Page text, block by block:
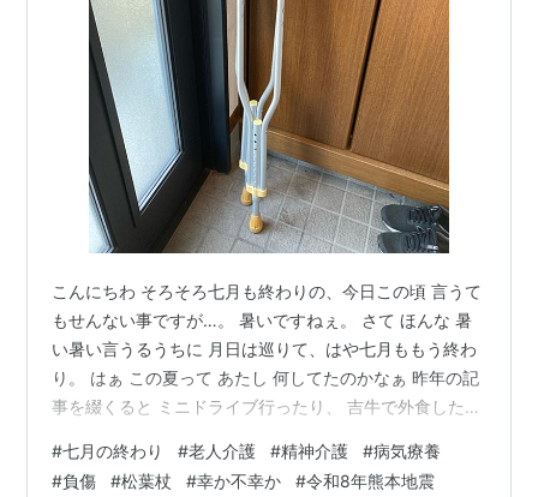
こんにちわ そろそろ七月も終わりの、今日この頃 言うて
もせんない事ですが…。 暑いですねぇ。 さて ほんな 暑
い暑い言うるうちに 月日は巡りて、はや七月ももう終わ
り。 はぁ この夏って あたし 何してたのかなぁ 昨年の記
事を綴くると ミニドライブ行ったり、 吉牛で外食した
に、呑気に夏を楽しんでるような 記事が見受けられる気
#七月の終わり #老人介護 #精神介護 #病気療養
#負傷 #松葉杖 #幸か不幸か #令和8年熊本地震